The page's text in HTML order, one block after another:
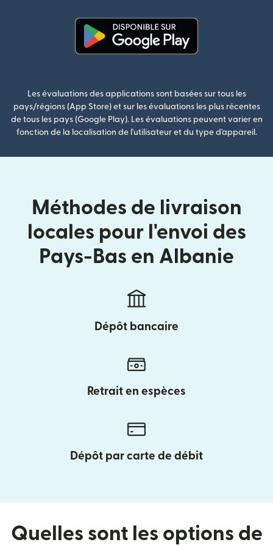
Les évaluations des applications sont basées sur tous les
pays/régions (App Store) et sur les évaluations les plus récentes
de tous les pays (Google Play). Les évaluations peuvent varier en
fonction de la localisation de l'utilisateur et du type d'appareil.
Méthodes de livraison
locales pour l'envoi des
Pays-Bas en Albanie
Dépôt bancaire
Retrait en espèces
Dépôt par carte de débit
Quelles sont les options de